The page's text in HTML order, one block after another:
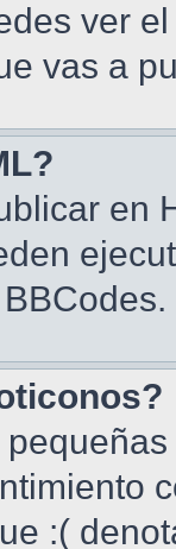
ver
vas a
en
:(